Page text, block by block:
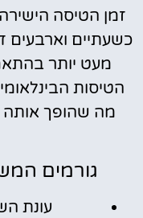
זמן הטיסה
כשעתיים וארבעים
מעט יותר
הטיסות
מה שהופך אותה
גורמים
עונת